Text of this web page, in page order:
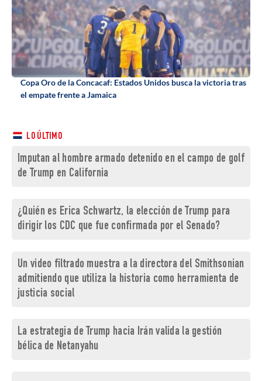
Copa Oro de la Concacaf: Estados Unidos busca la victoria tras
el empate frente a Jamaica
LO ÚLTIMO
Imputan al hombre armado detenido en el campo de golf
de Trump en California
¿Quién es Erica Schwartz, la elección de Trump para
dirigir los CDC que fue confirmada por el Senado?
Un video filtrado muestra a la directora del Smithsonian
admitiendo que utiliza la historia como herramienta de
justicia social
La estrategia de Trump hacia Irán valida la gestión
bélica de Netanyahu